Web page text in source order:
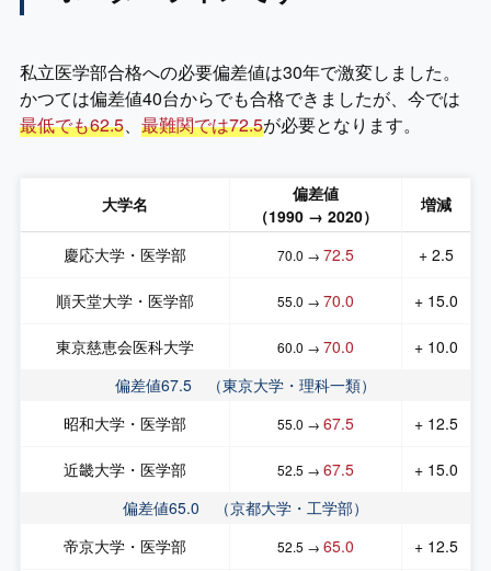
私立医学部合格への必要偏差値は30年で激変しました。
かつては偏差値40台からでも合格できましたが、今では
最低でも62.5、 最難関では72.5が必要となります。
大学名
偏差値
（1990→ 2020）
増減
慶応大学・医学部 70.0 → 72.5 + 2.5
順天堂大学・医学部 55.0 → 70.0 + 15.0
東京慈恵会医科大学 60.0 → 70.0
+ 10.0
偏差値67.5 （東京大学・理科一類）
昭和大学・医学部
55.0 → 67.5 + 12.5
近畿大学・医学部 52.5 → 67.5
+ 15.0
偏差値65.0 （京都大学・工学部）
帝京大学・医学部
52.5 → 65.0 + 12.5